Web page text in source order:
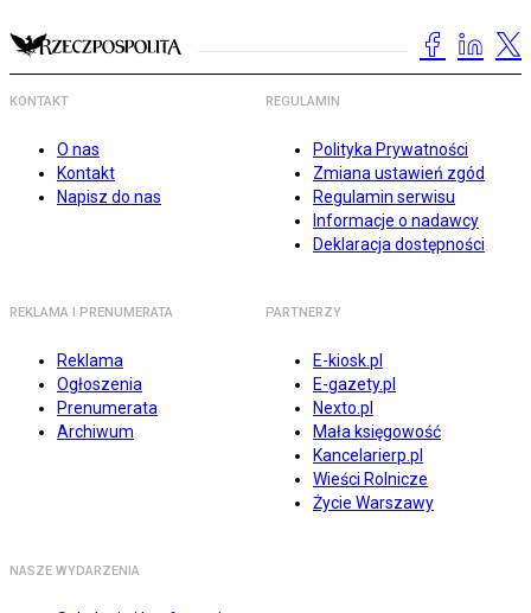
KONTAKT
O nas
Kontakt
Napisz do nas
REGULAMIN
Polityka Prywatności
Zmiana ustawień zgód
Regulamin serwisu
Informacje o nadawcy
Deklaracja dostępności
REKLAMA I PRENUMERATA
Reklama
Ogłoszenia
Prenumerata
Archiwum
PARTNERZY
E-kiosk.pl
E-gazety.pl
Nexto.pl
Mała księgowość
Kancelarierp.pl
Wieści Rolnicze
Życie Warszawy
NASZE WYDARZENIA